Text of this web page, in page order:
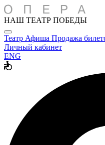
НАШ ТЕАТР ПОБЕДЫ
Театр Афиша Продажа
Личный кабинет
ENG